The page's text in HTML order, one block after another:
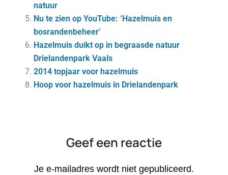
natuur
Nu te zien op YouTube: ‘Hazelmuis en
bosrandenbeheer’
Hazelmuis duikt op in begraasde natuur
Drielandenpark Vaals
2014 topjaar voor hazelmuis
Hoop voor hazelmuis in Drielandenpark
Geef een reactie
Je e-mailadres wordt niet gepubliceerd.